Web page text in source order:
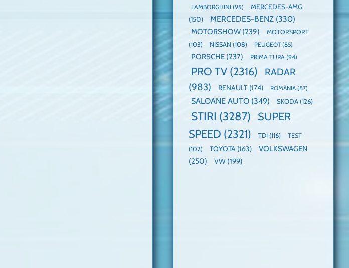
LAMBORGHINI (95)
MERCEDES-AMG
(150)
MERCEDES-BENZ (330)
MOTORSHOW (239)
MOTORSPORT
(103)
NISSAN (108) PEUGEOT(85)
PORSCHE (237) PRIMA TURA (94)
PRO TV (2316)
RADAR
(983)
RENAULT (174) ROMÂNIA(87)
SALOANE AUTO (349) SKODA (126)
STIRI (3287)
SUPER
SPEED (2321) TDI (116)
TEST
(102)
TOYOTA (163)
VOLKSWAGEN
(250)
VW (199)